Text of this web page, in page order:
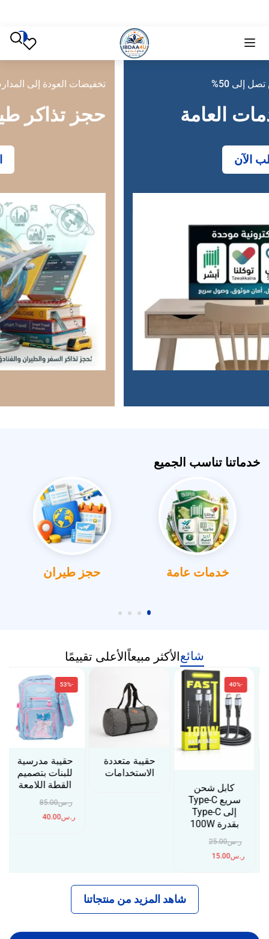
تخفيضات العودة إلى المدارس تصل إلى 50%
حجز تذاكر طيران
خدماتنا تناسب الجميع
خدمات عامة حجز طيران
شائعالأكثر مبيعاًالأعلى تقييمًا
كابل شحن
سريع Type-C
إلى Type-C
بقدرة 100W
ر.س25.00
ر.س15.00
حقيبة متعددة
الاستخدامات
حقيبة مدرسية
للبنات بتصميم
القطة اللامعة
ر.س85.00
ر.س40.00
شاهد المزيد من منتجاتنا